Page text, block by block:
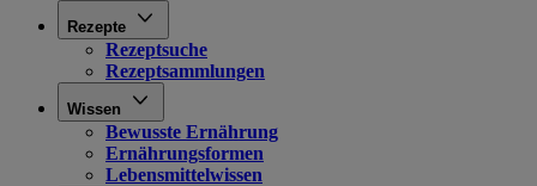
Rezepte
Rezeptsuche
Rezeptsammlungen
Wissen
Bewusste Ernährung
Ernährungsformen
Lebensmittelwissen